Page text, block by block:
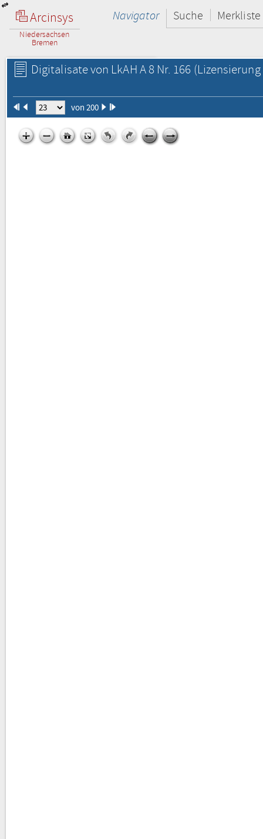
Arcinsys
Niedersachsen
Bremen
Navigator Suche Merkliste
Digitalisate von LkAH A 8 Nr. 166
von 200